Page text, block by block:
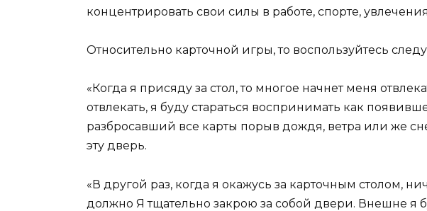
концентрировать свои силы в работе, спорте,
Относительно карточной игры, то воспользуйтесь
«Когда я присяду за стол, то многое начнет меня
отвлекать, я буду стараться воспринимать как
разбросавший все карты порыв дождя, ветра или же
эту дверь.
«В другой раз, когда я окажусь за карточным столом,
должно Я тщательно закрою за собой двери. Внешне я